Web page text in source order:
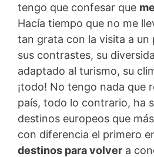
tengo que confesar que
Hacía tiempo que no me
tan grata con la visita a un
sus contrastes, su
adaptado al turismo, su
¡todo! No tengo nada que
país, todo lo contrario, ha
destinos europeos que
con diferencia el primero
destinos para volver a